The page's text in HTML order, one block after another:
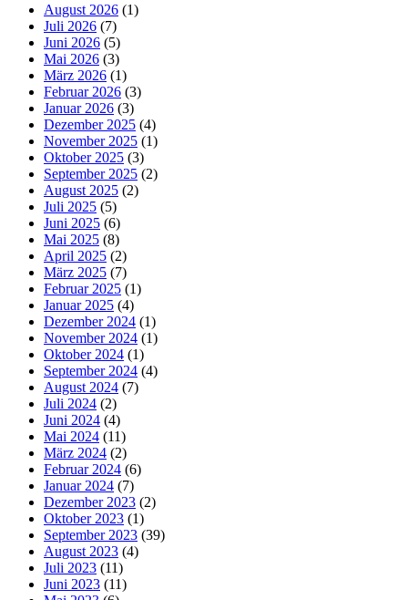
August 2026 (1)
Juli 2026 (7)
Juni 2026 (5)
Mai 2026 (3)
März 2026 (1)
Februar 2026 (3)
Januar 2026 (3)
Dezember 2025 (4)
November 2025 (1)
Oktober 2025 (3)
September 2025 (2)
August 2025 (2)
Juli 2025 (5)
Juni 2025 (6)
Mai 2025 (8)
April 2025 (2)
März 2025 (7)
Februar 2025 (1)
Januar 2025 (4)
Dezember 2024 (1)
November 2024 (1)
Oktober 2024 (1)
September 2024 (4)
August 2024 (7)
Juli 2024 (2)
Juni 2024 (4)
Mai 2024 (11)
März 2024 (2)
Februar 2024 (6)
Januar 2024 (7)
Dezember 2023 (2)
Oktober 2023 (1)
September 2023 (39)
August 2023 (4)
Juli 2023 (11)
Juni 2023 (11)